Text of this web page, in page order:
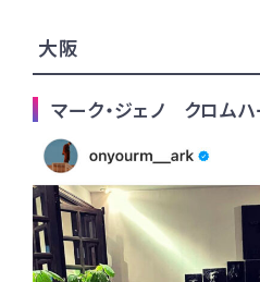
大阪
マーク・ジェノ クロム